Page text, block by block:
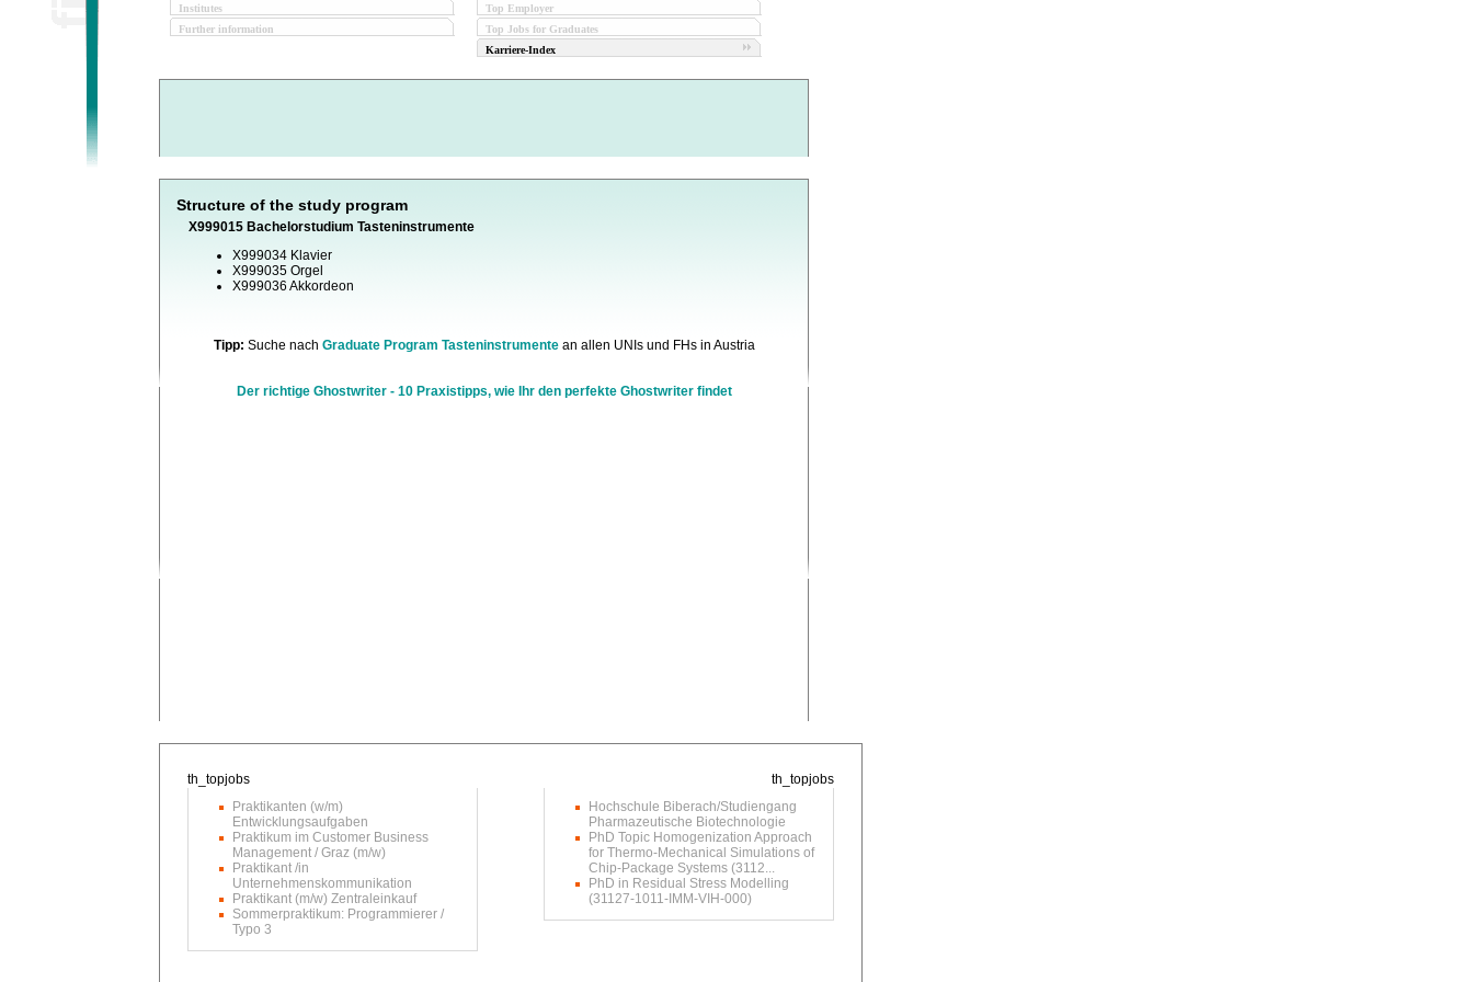
Institutes
Further information
Top Employer
Top Jobs for Graduates
Karriere-Index
Structure of the study program
X999015 Bachelorstudium Tasteninstrumente
X999034 Klavier
X999035 Orgel
X999036 Akkordeon
Tipp: Suche nach Graduate Program Tasteninstrumentean allen UNIs und FHs in Austria
Der richtige Ghostwriter - 10 Praxistipps, wie Ihr den perfekte Ghostwriter findet
Praktikanten (w/m)
Entwicklungsaufgaben
Praktikum im Customer Business
Management / Graz (m/w)
Praktikant /in
Unternehmenskommunikation
Praktikant (m/w) Zentraleinkauf
Sommerpraktikum: Programmierer /
Typo 3
Hochschule Biberach/Studiengang
Pharmazeutische Biotechnologie
PhD Topic Homogenization Approach
for Thermo-Mechanical Simulations of
Chip-Package Systems (3112...
PhD in Residual Stress Modelling
(31127-1011-IMM-VIH-000)